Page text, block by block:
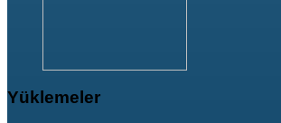
Yüklemeler